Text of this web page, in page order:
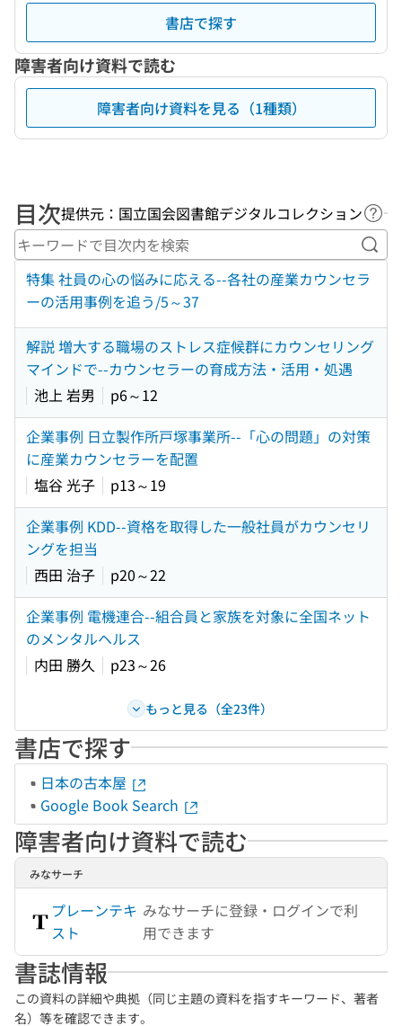
書店で探す
障害者向け資料で読む
障害者向け資料を見る（1種類）
目次提供元：国立国会図書館デジタルコレクション ヘ
キ
特集 社員の心の悩みに応える--各社の産業カウンセラ
ーの活用事例を追う/5～37
解説 増大する職場のストレス症候群にカウンセリング
マインドで--カウンセラーの育成方法・活用・処遇
池上 岩男
p6～12
企業事例 日立製作所戸塚事業所--「心の問題」の対策
に産業カウンセラーを配置
塩谷 光子
p13～19
企業事例 KDD--資格を取得した一般社員がカウンセリ
ングを担当
西田 治子
p20～22
企業事例 電機連合--組合員と家族を対象に全国ネット
のメンタルヘルス
内田 勝久
p23～26
もっと見る（全23件）
書店で探す
日本の古本屋
Google Book Search
障害者向け資料で読む
みなサーチ
プレーンテキ
スト
みなサーチに登録・ログインで利
用できます
書誌情報
この資料の詳細や典拠（同じ主題の資料を指すキーワード、著者
名）等を確認できます。